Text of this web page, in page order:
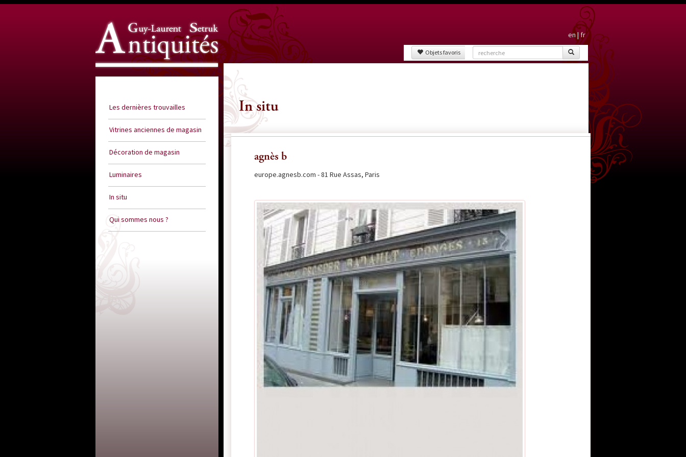
Les dernières trouvailles
Vitrines anciennes de magasin
Décoration de magasin
Luminaires
In situ
Qui sommes nous ?
en|fr
Objets favoris
In situ
agnès b
europe.agnesb.com - 81 Rue Assas, Paris